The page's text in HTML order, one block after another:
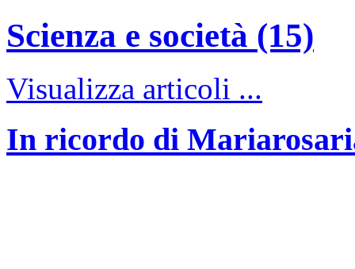
Scienza e società (15)
Visualizza articoli ...
In ricordo di